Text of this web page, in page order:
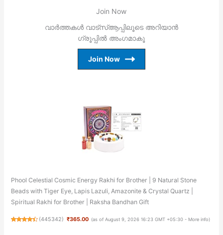
Join Now
വാര്‍ത്തകള്‍ വാട്‌സ്ആപ്പിലൂടെ അറിയാന്‍
ഗ്രൂപ്പില്‍ അംഗമാകൂ
Join Now
Phool Celestial Cosmic Energy Rakhi for Brother | 9 Natural Stone
Beads with Tiger Eye, Lapis Lazuli, Amazonite & Crystal Quartz |
Spiritual Rakhi for Brother | Raksha Bandhan Gift
(445342) ₹365.00 (as of August 9, 2026 16:23 GMT +05:30 - More info)